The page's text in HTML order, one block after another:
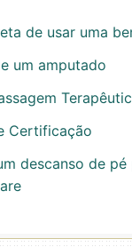
de usar uma
um amputado
Certificação
descanso de